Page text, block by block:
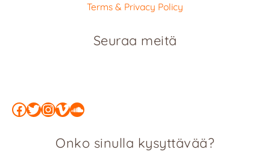
Terms & Privacy Policy
Seuraa meitä
Facebook
Twitter
Instagram
Vimeo
SoundCloud
Onko sinulla kysyttävää?